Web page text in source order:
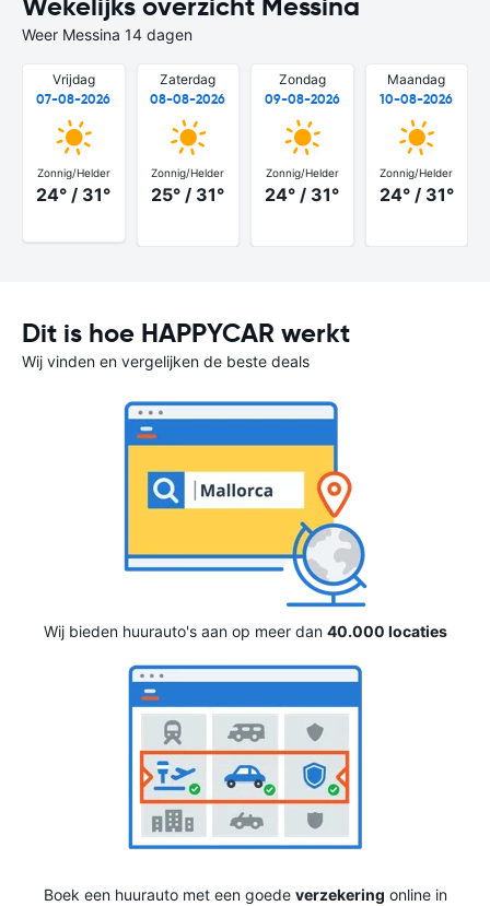
Wekelijks overzicht Messina
Weer Messina 14 dagen
Vrijdag
07-08-2026
Zonnig/Helder
24° / 31°
Zaterdag
08-08-2026
Zonnig/Helder
25° / 31°
Zondag
09-08-2026
Zonnig/Helder
24° / 31°
Maandag
10-08-2026
Zonnig/Helder
24° / 31°
Dit is hoe HAPPYCAR werkt
Wij vinden en vergelijken de beste deals
Wij bieden huurauto's aan op meer dan 40.000 locaties
Boek een huurauto met een goede verzekering online in